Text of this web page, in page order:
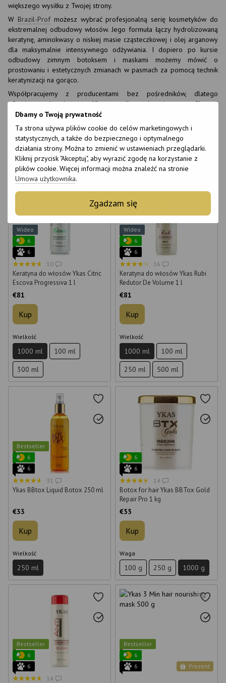
Dbamy o Twoją prywatność
Ta strona używa plików cookie do celów marketingowych i
statystycznych, a także do bezpiecznego i optymalnego
działania strony. Można to zmienić w ustawieniach przeglądarki.
Kliknij przycisk "Akceptuj", aby wyrazić zgodę na korzystanie z
plików cookie. Więcej informacji można znaleźć na stronie
Umowa użytkownika.
Zgadzam się
większego wysiłku z Twojej strony.
W Brazil-Profmożesz wybrać profesjonalną serię kosmetyków do
ekstremalnej odbudowy włosów. Jego formuła łączy hydrolizowaną
keratynę, aminokwasy o niskiej masie cząsteczkowej i olej arganowy
dla maksymalnie intensywnego odżywiania. I dopiero po kursie
odbudowy zimnym botoksem i maskami możemy mówić o
prostowaniu i estetycznych zmianach w pasmach za pomocą technik
keratynizacji na gorąco.
Współpracujemy z producentami bez pośredników, dlatego
oferujemy zakup keratyny Ykas w najlepszej cenie z certyfikatami
jakości. Dostawa zamówień z inPost lub Nova Post w Polsce:
Warszawa, Kraków, Łódź, Wrocław, Poznań, Gdańsk, Szczecin.
Filtr Przez popularność
Wideo
6
6
10
Keratyna do włosów Ykas Citric
Escova Progressiva 1 l
€81
Kup
Wielkość
1000 ml
100 ml
300 ml
Wideo
6
6
16
Keratyna do włosów Ykas Rubi
Redutor De Volume 1 l
€81
Kup
Wielkość
1000 ml
100 ml
250 ml
500 ml
Bestseller
6
6
31
Ykas BBtox Liquid Botox 250 ml
€33
Kup
Wielkość
250 ml
6
6
14
Botox for hair Ykas BBTox Gold
Repair Pro 1 kg
€55
Kup
Waga
100 g 250 g 1000 g
Bestseller
6
6
14
Prezent
Bestseller
6
6